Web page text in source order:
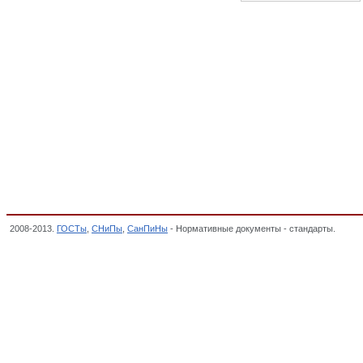
2008-2013. ГОСТы СНиПы СанПиНы - Нормативные документы - стандарты.